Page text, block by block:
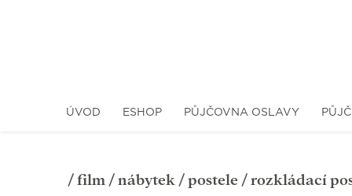
ÚVOD ESHOP PŮJČOVNA OSLAVY
/ film / nábytek / postele / rozkládací